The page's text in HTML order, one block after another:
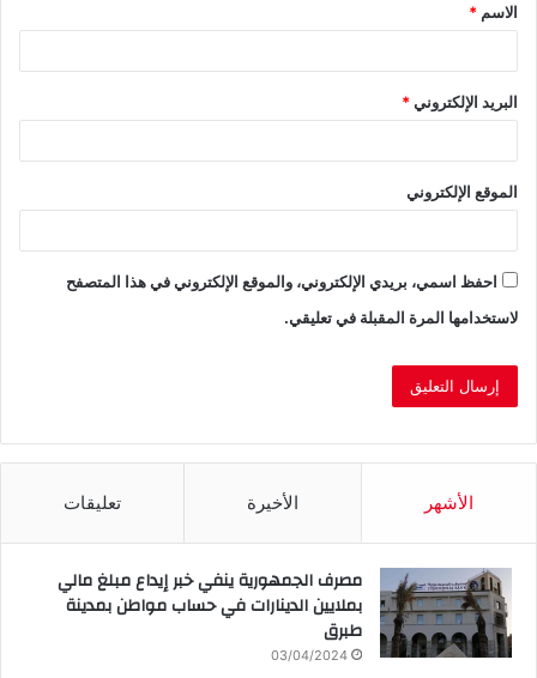
*
الاسم *
البريد الإلكتروني*
الموقع الإلكتروني
احفظ اسمي، بريدي الإلكتروني، والموقع الإلكتروني في هذا المتصفح
لاستخدامها المرة المقبلة في تعليقي.
الأشهر الأخيرة تعليقات
مصرف الجمهورية ينفي خبر إيداع مبلغ مالي
بملايين الدينارات في حساب مواطن بمدينة
طبرق
03/04/2024